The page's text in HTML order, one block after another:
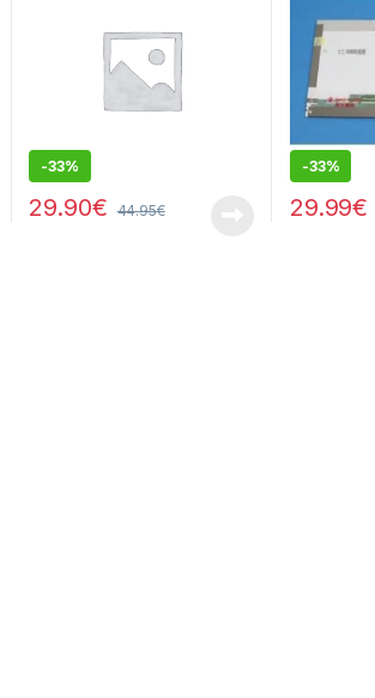
-33%
29.90€ 44.95€
-33%
29.99€